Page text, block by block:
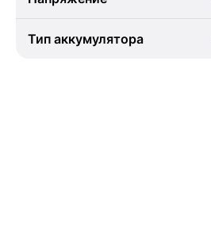
Тип аккумулятора